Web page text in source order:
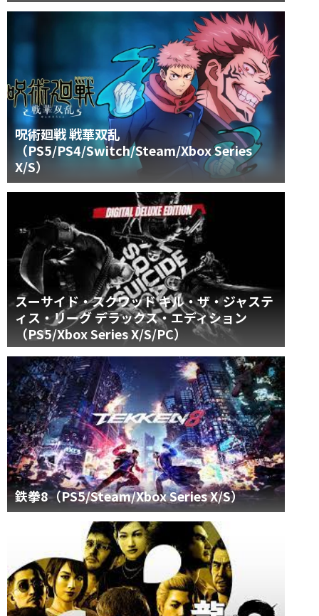
呪術廻戦 戦華双乱
（PS5/PS4/Switch/Steam/Xbox Series
X/S）
スーサイド・スクワッド キル・ザ・ジャステ
ィス・リーグ デラックス・エディション
（PS5/Xbox Series X/S/PC）
鉄拳8（PS5/Steam/Xbox Series X/S）